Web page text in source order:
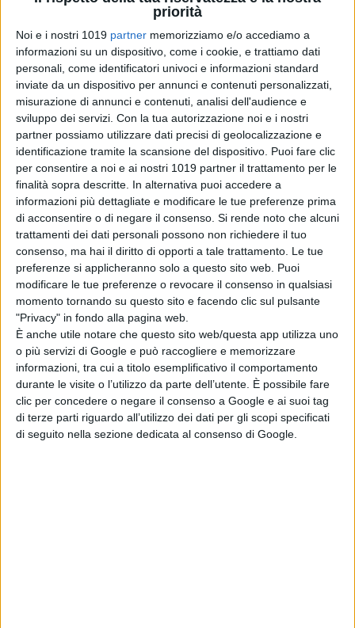
priorità
Noi e i nostri 1019 partner memorizziamo e/o accediamo a
informazioni su un dispositivo, come i cookie, e trattiamo dati
personali, come identificatori univoci e informazioni standard
inviate da un dispositivo per annunci e contenuti personalizzati,
misurazione di annunci e contenuti, analisi dell'audience e
sviluppo dei servizi. Con la tua autorizzazione noi e i nostri
partner possiamo utilizzare dati precisi di geolocalizzazione e
identificazione tramite la scansione del dispositivo. Puoi fare clic
per consentire a noi e ai nostri 1019 partner il trattamento per le
finalità sopra descritte. In alternativa puoi accedere a
informazioni più dettagliate e modificare le tue preferenze prima
di acconsentire o di negare il consenso. Si rende noto che alcuni
trattamenti dei dati personali possono non richiedere il tuo
consenso, ma hai il diritto di opporti a tale trattamento. Le tue
preferenze si applicheranno solo a questo sito web. Puoi
modificare le tue preferenze o revocare il consenso in qualsiasi
momento tornando su questo sito e facendo clic sul pulsante
"Privacy" in fondo alla pagina web.
È anche utile notare che questo sito web/questa app utilizza uno
o più servizi di Google e può raccogliere e memorizzare
informazioni, tra cui a titolo esemplificativo il comportamento
durante le visite o l’utilizzo da parte dell’utente. È possibile fare
clic per concedere o negare il consenso a Google e ai suoi tag
di terze parti riguardo all’utilizzo dei dati per gli scopi specificati
di seguito nella sezione dedicata al consenso di Google.
TRAMA
In L’ESORCISMO – ULTIMO ATTO
Anthony Miller (Russell Crowe)
è un
attore ormai alla deriva, tormentato
dai demoni del suo passato. Quando
finalmente ottiene un ruolo da
protagonista in un film horror sugli
esorcismi, Anthony sembra
riprendere contatto con la realtà,
ricucendo persino il rapporto
complesso con sua figlia
adolescente. Durante le riprese,
però, inquietanti fenomeni iniziano a
susseguirsi sul set del film,
trascinando Anthony in un baratro di
follia. Scena dopo scena, il
comportamento dell’uomo si fa
sempre più sinistro, rendendolo una
pericolosa minaccia persino per sua
figlia.
Quale terrificante mistero aleggia sul